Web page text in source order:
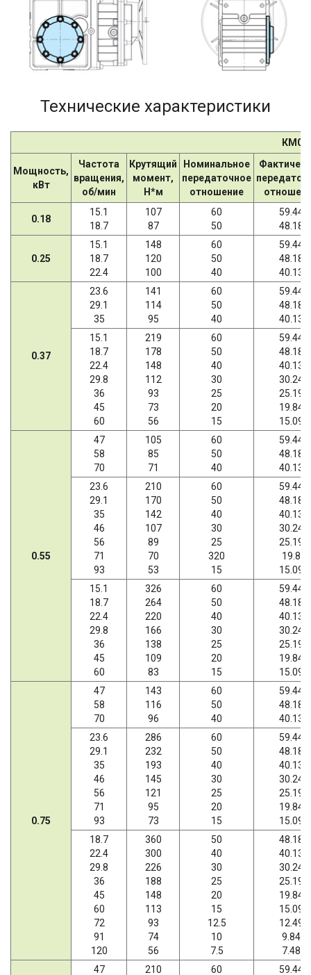
Технические характеристики
Мощность,
кВт
Частота
вращения,
об/мин
Крутящий
момент,
Н*м
Номинальное
передаточное
отношение
0.18
15.1
18.7
107
87
60
50
59.44
48.18
0.25
15.1
18.7
22.4
148
120
100
60
50
40
59.44
48.18
40.13
0.37
23.6
29.1
35
141
114
95
60
50
40
59.44
48.18
40.13
15.1
18.7
22.4
29.8
36
45
60
219
178
148
112
93
73
56
60
50
40
30
25
20
15
59.44
48.18
40.13
30.24
25.19
19.84
15.09
0.55
47
58
70
105
85
71
60
50
40
59.44
48.18
40.13
23.6
29.1
35
46
56
71
93
210
170
142
107
89
70
53
60
50
40
30
25
320
15
59.44
48.18
40.13
30.24
25.19
19.8
15.09
15.1
18.7
22.4
29.8
36
45
60
326
264
220
166
138
109
83
60
50
40
30
25
20
15
59.44
48.18
40.13
30.24
25.19
19.84
15.09
0.75
47
58
70
143
116
96
60
50
40
59.44
48.18
40.13
23.6
29.1
35
46
56
71
93
286
232
193
145
121
95
73
60
50
40
30
25
20
15
59.44
48.18
40.13
30.24
25.19
19.84
15.09
18.7
22.4
29.8
36
45
60
72
91
120
360
300
226
188
148
113
93
74
56
50
40
30
25
20
15
12.5
10
7.5
48.18
40.13
30.24
25.19
19.84
15.09
12.49
9.84
7.48
47
210 60 59.44